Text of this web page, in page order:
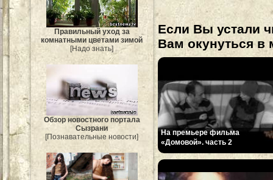
Правильный уход за
комнатными цветами зимой
[Надо знать]
Обзор новостного портала
Сызрани
[Познавательные новости]
Если Вы устали
Вам окунуться в
На премьере фильма
«Домовой». часть 2